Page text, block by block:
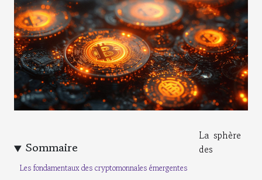
Sommaire
Les fondamentaux des cryptomonnaies émergentes
La sphère
des